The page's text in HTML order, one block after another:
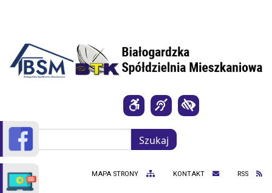
Szukaj
Szukaj
MAPA STRONY KONTAKT RSS